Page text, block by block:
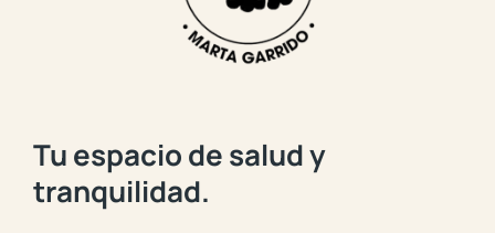
Tu espacio de salud y
tranquilidad.